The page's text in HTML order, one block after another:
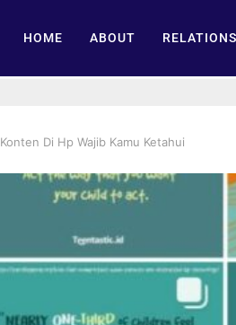
HOME ABOUT RELATIONS
Di Hp Wajib Kamu Ketahui